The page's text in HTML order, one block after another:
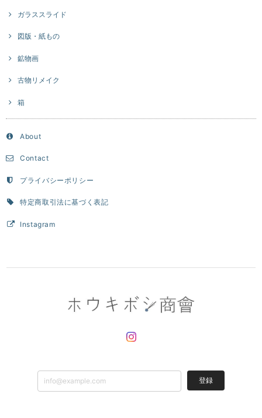
ガラススライド
図版・紙もの
鉱物画
古物リメイク
箱
About
Contact
プライバシーポリシー
特定商取引法に基づく表記
Instagram
登録